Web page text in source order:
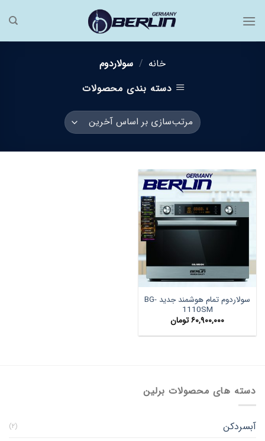
خانه / سولاردوم
دسته بندی محصولات
سولاردوم تمام هوشمند جدید BG-
1110SM
۶۰,۹۰۰,۰۰۰تومان
دسته های محصولات برلین
آبسردکن (۲)